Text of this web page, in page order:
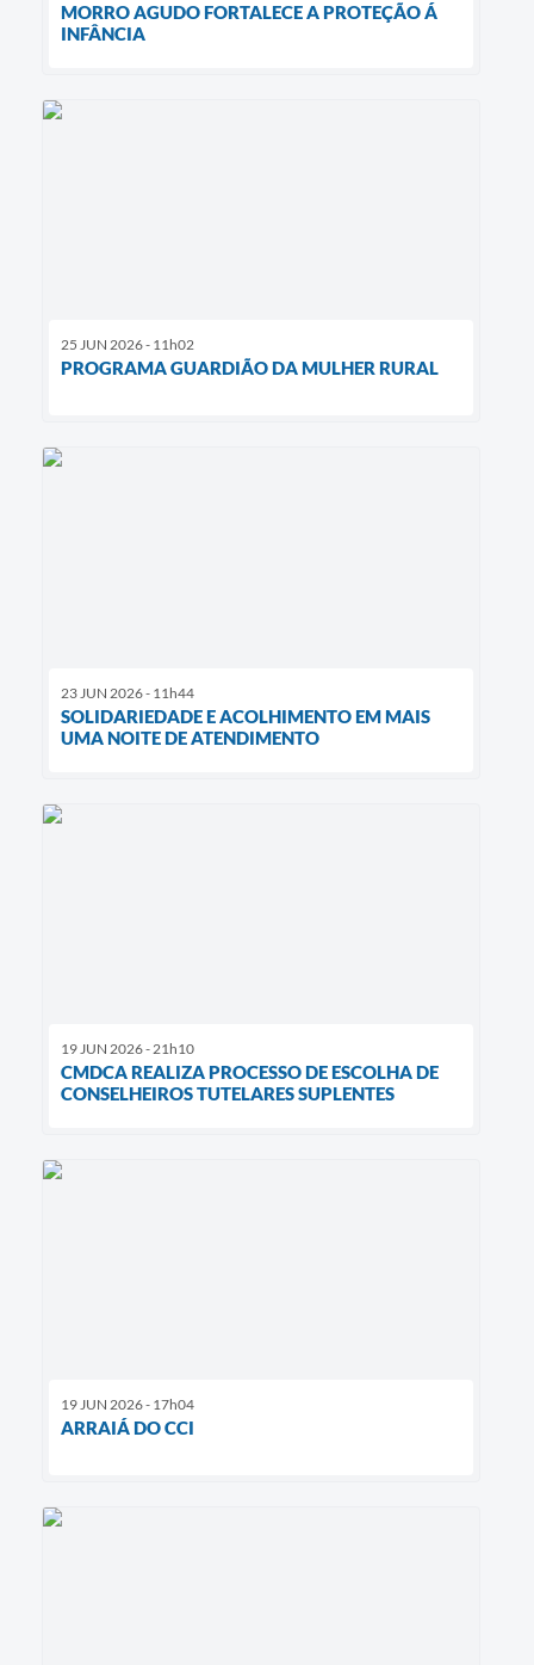
MORRO AGUDO FORTALECE A PROTEÇÃO Á
INFÂNCIA
25 JUN 2026 - 11h02
PROGRAMA GUARDIÃO DA MULHER RURAL
23 JUN 2026 - 11h44
SOLIDARIEDADE E ACOLHIMENTO EM MAIS
UMA NOITE DE ATENDIMENTO
19 JUN 2026 - 21h10
CMDCA REALIZA PROCESSO DE ESCOLHA DE
CONSELHEIROS TUTELARES SUPLENTES
19 JUN 2026 - 17h04
ARRAIÁ DO CCI